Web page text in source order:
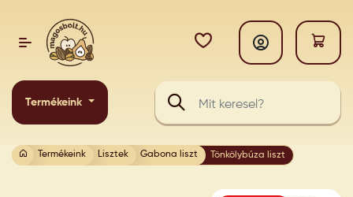
Termékeink
Termékeink Lisztek Gabona liszt Tönkölybúza liszt